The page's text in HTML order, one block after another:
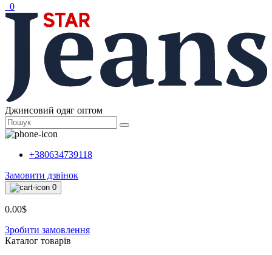
0
Джинсовий одяг оптом
+380634739118
Замовити дзвінок
0
0.00$
Зробити замовлення
Каталог товарiв